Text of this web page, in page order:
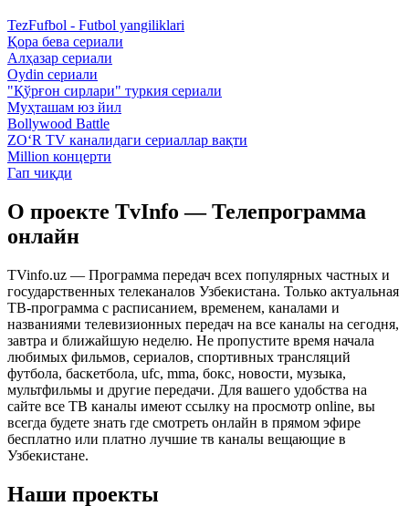
TezFufbol - Futbol yangiliklari
Қора бева сериали
Алҳазар сериали
Oydin сериали
"Қўрғон сирлари" туркия сериали
Муҳташам юз йил
Bollywood Battle
ZO‘R TV каналидаги сериаллар вақти
Million концерти
Гап чиқди
О проекте TvInfo — Телепрограмма
онлайн
TVinfo.uz — Программа передач всех популярных частных и
государственных телеканалов Узбекистана. Только актуальная
ТВ-программа с расписанием, временем, каналами и
названиями телевизионных передач на все каналы на сегодня,
завтра и ближайшую неделю. Не пропустите время начала
любимых фильмов, сериалов, спортивных трансляций
футбола, баскетбола, ufc, mma, бокс, новости, музыка,
мультфильмы и другие передачи. Для вашего удобства на
сайте все ТВ каналы имеют ссылку на просмотр online, вы
всегда будете знать где смотреть онлайн в прямом эфире
бесплатно или платно лучшие тв каналы вещающие в
Узбекистане.
Наши проекты